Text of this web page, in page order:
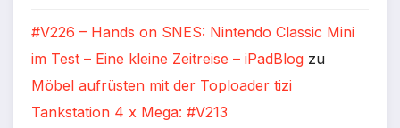
#V226 – Hands on SNES: Nintendo Classic Mini
im Test – Eine kleine Zeitreise – iPadBlog zu
Möbel aufrüsten mit der Toploader tizi
Tankstation 4 x Mega: #V213